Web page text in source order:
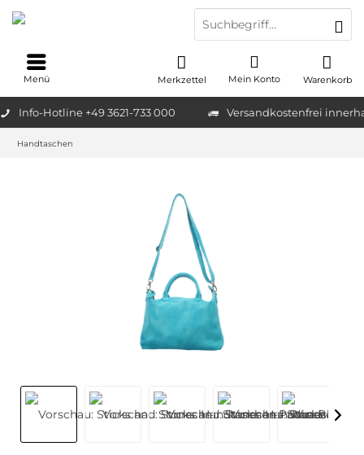
Info-Hotline +49 3621-733 000 Versandkostenfrei
Warenkorb
Merkzettel Mein Konto
Menü
Handtaschen